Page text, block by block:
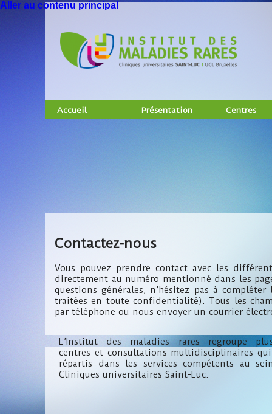
Aller au contenu principal
Accueil Présentation Centres
Contactez-nous
Vous pouvez prendre contact avec les
directement au numéro mentionné dans les
questions générales, n’hésitez pas à
traitées en toute confidentialité). Tous les
par téléphone ou nous envoyer un courrier
L’Institut des maladies rares regroupe
centres et consultations multidisciplinaires
répartis dans les services compétents au
Cliniques universitaires Saint-Luc.